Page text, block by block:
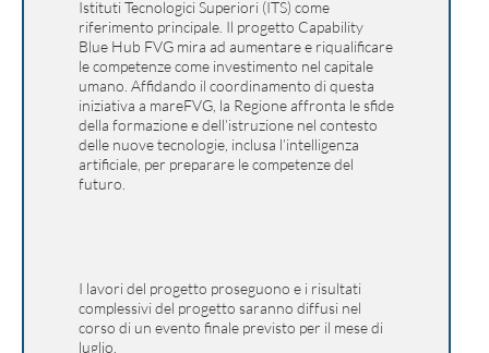
Istituti Tecnologici Superiori (ITS) come
riferimento principale. Il progetto Capability
Blue Hub FVG mira ad aumentare e riqualificare
le competenze come investimento nel capitale
umano. Affidando il coordinamento di questa
iniziativa a mareFVG, la Regione affronta le sfide
della formazione e dell’istruzione nel contesto
delle nuove tecnologie, inclusa l’intelligenza
artificiale, per preparare le competenze del
futuro.
I lavori del progetto proseguono e i risultati
complessivi del progetto saranno diffusi nel
corso di un evento finale previsto per il mese di
luglio.